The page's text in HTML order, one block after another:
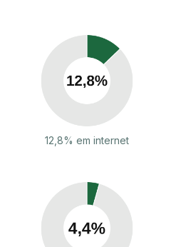
12,8% em internet